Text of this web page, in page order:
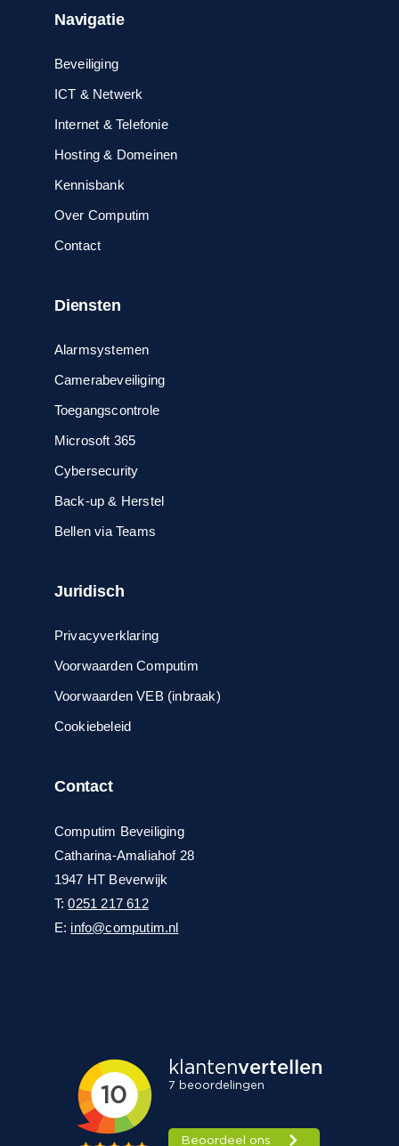
Navigatie
Beveiliging
ICT & Netwerk
Internet & Telefonie
Hosting & Domeinen
Kennisbank
Over Computim
Contact
Diensten
Alarmsystemen
Camerabeveiliging
Toegangscontrole
Microsoft 365
Cybersecurity
Back-up & Herstel
Bellen via Teams
Juridisch
Privacyverklaring
Voorwaarden Computim
Voorwaarden VEB (inbraak)
Cookiebeleid
Contact
Computim Beveiliging
Catharina-Amaliahof 28
1947 HT Beverwijk
T:0251 217 612
E: info@computim.nl